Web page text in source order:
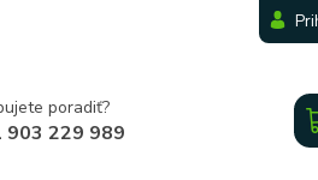
poradiť?
903 229 989